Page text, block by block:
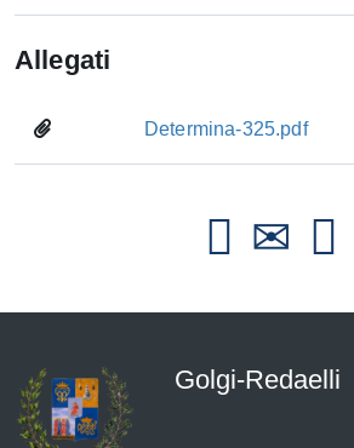
Allegati
Determina-325.pdf
Golgi-Redaelli